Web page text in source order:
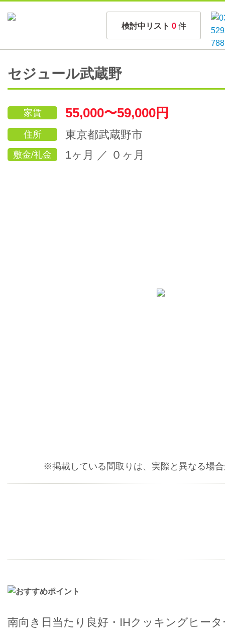
検討中リスト 0 件
セジュール武蔵野
家賃 55,000〜59,000円
住所 東京都武蔵野市
敷金/礼金 1ヶ月 ／ ０ヶ月
※掲載している間取りは、実際と異なる場
南向き日当たり良好・IHクッキングヒー